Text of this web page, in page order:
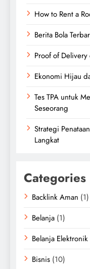
How to Rent a
Berita Bola
Proof of
Ekonomi Hijau
Tes TPA untuk
Seseorang
Strategi
Langkat
Categories
Backlink Aman (1)
Belanja (1)
Belanja Elektronik
Bisnis (10)